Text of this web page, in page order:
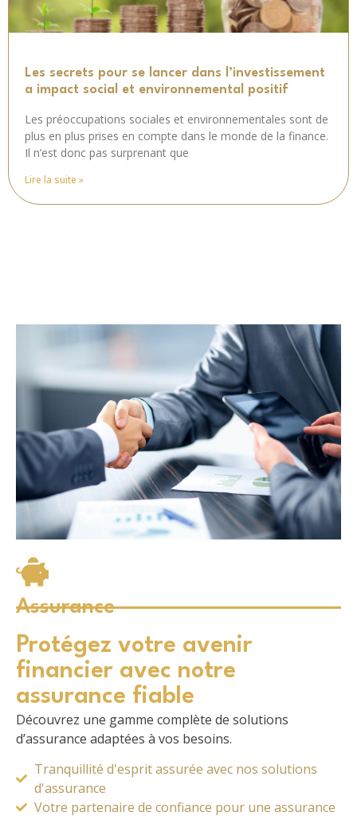
Les secrets pour se lancer dans l’investissement
a impact social et environnemental positif
Les préoccupations sociales et environnementales sont de
plus en plus prises en compte dans le monde de la finance.
Il n’est donc pas surprenant que
Lire la suite »
Assurance
Protégez votre avenir
financier avec notre
assurance fiable
Découvrez une gamme complète de solutions
d’assurance adaptées à vos besoins.
Tranquillité d'esprit assurée avec nos solutions
d'assurance
Votre partenaire de confiance pour une assurance